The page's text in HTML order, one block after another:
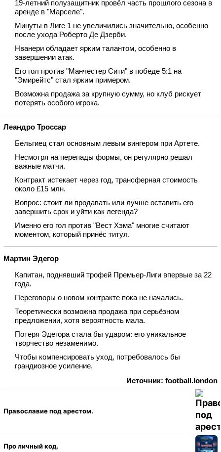
19‑летний полузащитник провёл часть прошлого сезона в
аренде в "Марселе".
Минуты в Лиге 1 не увеличились значительно, особенно
после ухода Роберто Де Дзерби.
Нванери обладает ярким талантом, особенно в
завершении атак.
Его гол против "Манчестер Сити" в победе 5:1 на
"Эмирейтс" стал ярким примером.
Возможна продажа за крупную сумму, но клуб рискует
потерять особого игрока.
Леандро Троссар
Бельгиец стал основным левым вингером при Артете.
Несмотря на перепады формы, он регулярно решал
важные матчи.
Контракт истекает через год, трансферная стоимость
около £15 млн.
Вопрос: стоит ли продавать или лучше оставить его
завершить срок и уйти как легенда?
Именно его гол против "Вест Хэма" многие считают
моментом, который принёс титул.
Мартин Эдегор
Капитан, поднявший трофей Премьер‑Лиги впервые за 22
года.
Переговоры о новом контракте пока не начались.
Теоретически возможна продажа при серьёзном
предложении, хотя вероятность мала.
Потеря Эдегора стала бы ударом: его уникальное
творчество незаменимо.
Чтобы компенсировать уход, потребовалось бы
грандиозное усиление.
Источник: football.london
Православие под арестом.
Про личный код.